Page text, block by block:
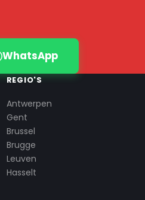
WhatsApp
REGIO'S
Antwerpen
Gent
Brussel
Brugge
Leuven
Hasselt